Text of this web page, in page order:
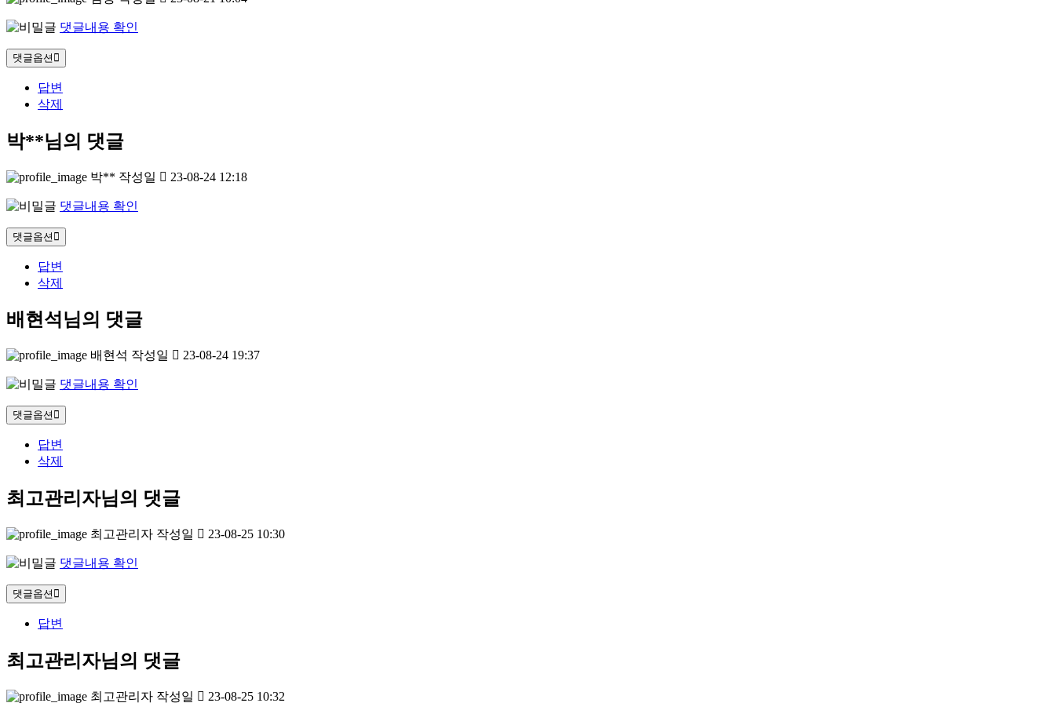
댓글내용 확인
댓글옵션
답변
삭제
박**님의 댓글
박** 작성일 23-08-24 12:18
댓글내용 확인
댓글옵션
답변
삭제
배현석님의 댓글
배현석 작성일 23-08-24 19:37
댓글내용 확인
댓글옵션
답변
삭제
최고관리자님의 댓글
최고관리자 작성일 23-08-25 10:30
댓글내용 확인
댓글옵션
답변
최고관리자님의 댓글
최고관리자 작성일 23-08-25 10:32